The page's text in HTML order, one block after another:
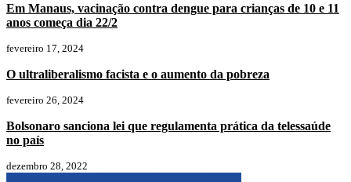
Em Manaus, vacinação contra dengue para crianças de 10 e 11
anos começa dia 22/2
fevereiro 17, 2024
O ultraliberalismo facista e o aumento da pobreza
fevereiro 26, 2024
Bolsonaro sanciona lei que regulamenta prática da telessaúde
no país
dezembro 28, 2022